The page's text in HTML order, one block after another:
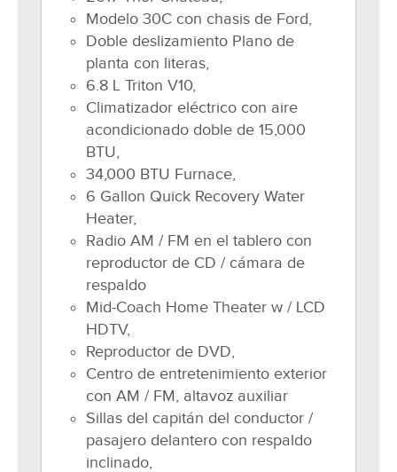
Modelo 30C con chasis de Ford,
Doble deslizamiento Plano de
planta con literas,
6.8 L Triton V10,
Climatizador eléctrico con aire
acondicionado doble de 15,000
BTU,
34,000 BTU Furnace,
6 Gallon Quick Recovery Water
Heater,
Radio AM / FM en el tablero con
reproductor de CD / cámara de
respaldo
Mid-Coach Home Theater w / LCD
HDTV,
Reproductor de DVD,
Centro de entretenimiento exterior
con AM / FM, altavoz auxiliar
Sillas del capitán del conductor /
pasajero delantero con respaldo
inclinado,